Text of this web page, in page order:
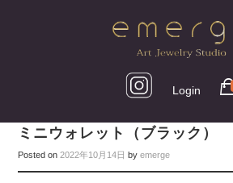
Login
ミニウォレット（ブラック）
Posted on2022年10月14日 byemerge